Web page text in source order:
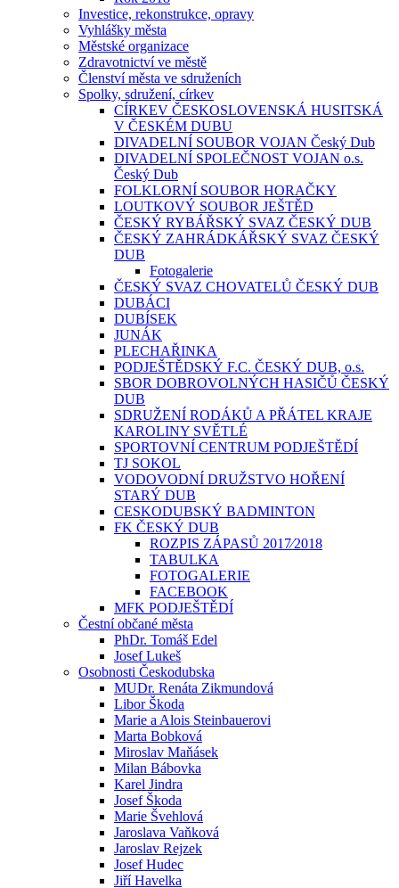
Investice, rekonstrukce, opravy
Vyhlášky města
Městské organizace
Zdravotnictví ve městě
Členství města ve sdruženích
Spolky, sdružení, církev
CÍRKEV ČESKOSLOVENSKÁ HUSITSKÁ
V ČESKÉM DUBU
DIVADELNÍ SOUBOR VOJAN Český Dub
DIVADELNÍ SPOLEČNOST VOJAN o.s.
Český Dub
FOLKLORNÍ SOUBOR HORAČKY
LOUTKOVÝ SOUBOR JEŠTĚD
ČESKÝ RYBÁŘSKÝ SVAZ ČESKÝ DUB
ČESKÝ ZAHRÁDKÁŘSKÝ SVAZ ČESKÝ
DUB
Fotogalerie
ČESKÝ SVAZ CHOVATELŮ ČESKÝ DUB
DUBÁCI
DUBÍSEK
JUNÁK
PLECHAŘINKA
PODJEŠTĚDSKÝ F.C. ČESKÝ DUB, o.s.
SBOR DOBROVOLNÝCH HASIČŮ ČESKÝ
DUB
SDRUŽENÍ RODÁKŮ A PŘÁTEL KRAJE
KAROLINY SVĚTLÉ
SPORTOVNÍ CENTRUM PODJEŠTĚDÍ
TJ SOKOL
VODOVODNÍ DRUŽSTVO HOŘENÍ
STARÝ DUB
CESKODUBSKÝ BADMINTON
FK ČESKÝ DUB
ROZPIS ZÁPASŮ 2017⁄2018
TABULKA
FOTOGALERIE
FACEBOOK
MFK PODJEŠTĚDÍ
Čestní občané města
PhDr. Tomáš Edel
Josef Lukeš
Osobnosti Českodubska
MUDr. Renáta Zikmundová
Libor Škoda
Marie a Alois Steinbauerovi
Marta Bobková
Miroslav Maňásek
Milan Bábovka
Karel Jindra
Josef Škoda
Marie Švehlová
Jaroslava Vaňková
Jaroslav Rejzek
Josef Hudec
Jiří Havelka